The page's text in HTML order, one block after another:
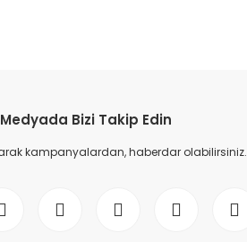
Bizi Takip Edin
kampanyalardan, haberdar olabilirsiniz.